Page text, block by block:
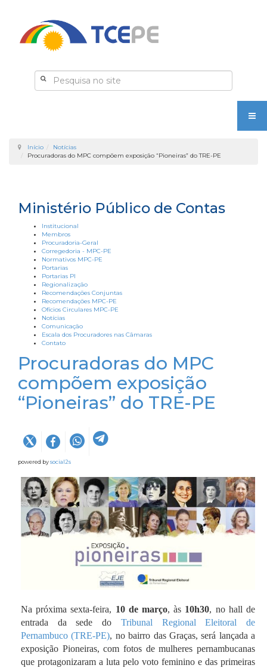
Início
Notícias
Procuradoras do MPC compõem exposição “Pioneiras” do TRE-PE
Ministério Público de Contas
Institucional
Membros
Procuradoria-Geral
Corregedoria - MPC-PE
Normativos MPC-PE
Portarias
Portarias PI
Regionalização
Recomendações Conjuntas
Recomendações MPC-PE
Ofícios Circulares MPC-PE
Notícias
Comunicação
Escala dos Procuradores nas Câmaras
Contato
Procuradoras do MPC
compõem exposição
“Pioneiras” do TRE-PE
powered bysocial2s
Na próxima sexta-feira, 10 de março, às 10h30, no hall de
entrada da sede do Tribunal Regional Eleitoral de
Pernambuco (TRE-PE), no bairro das Graças, será lançada a
exposição Pioneiras, com fotos de mulheres pernambucanas
que protagonizaram a luta pelo voto feminino e das primeiras